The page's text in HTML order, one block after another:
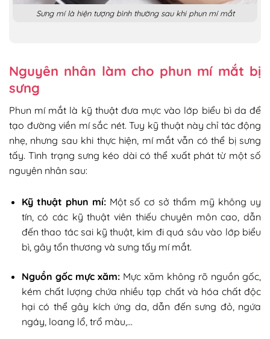
Sưng mí là hiện tượng bình thường sau khi phun mí mắt
Nguyên nhân làm cho phun mí mắt bị
sưng
Phun mí mắt là kỹ thuật đưa mực vào lớp biểu bì da để
tạo đường viền mí sắc nét. Tuy kỹ thuật này chỉ tác động
nhẹ, nhưng sau khi thực hiện, mí mắt vẫn có thể bị sưng
tấy. Tình trạng sưng kéo dài có thể xuất phát từ một số
nguyên nhân sau:
Kỹ thuật phun mí:Một số cơ sở thẩm mỹ không uy
tín, có các kỹ thuật viên thiếu chuyên môn cao, dẫn
đến thao tác sai kỹ thuật, kim đi quá sâu vào lớp biểu
bì, gây tổn thương và sưng tấy mí mắt.
Nguồn gốc mực xăm:Mực xăm không rõ nguồn gốc,
kém chất lượng chứa nhiều tạp chất và hóa chất độc
hại có thể gây kích ứng da, dẫn đến sưng đỏ, ngứa
ngáy, loang lổ, trổ màu,…